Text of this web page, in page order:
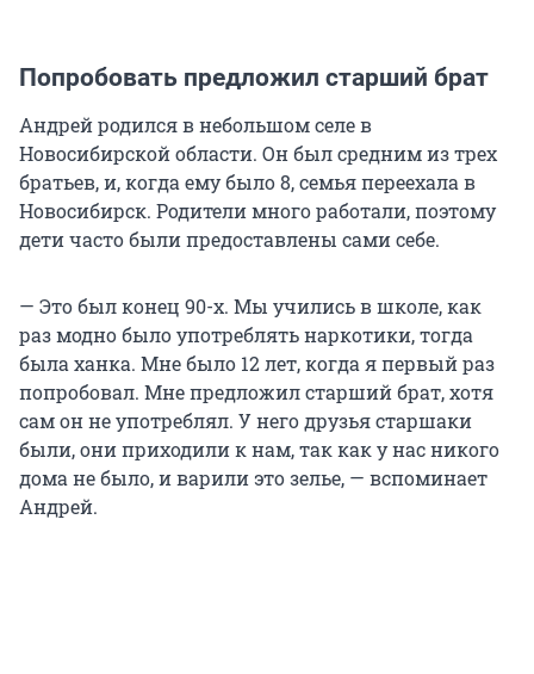
Попробовать предложил старший брат
Андрей родился в небольшом селе в
Новосибирской области. Он был средним из трех
братьев, и, когда ему было 8, семья переехала в
Новосибирск. Родители много работали, поэтому
дети часто были предоставлены сами себе.
— Это был конец 90-х. Мы учились в школе, как
раз модно было употреблять наркотики, тогда
была ханка. Мне было 12 лет, когда я первый раз
попробовал. Мне предложил старший брат, хотя
сам он не употреблял. У него друзья старшаки
были, они приходили к нам, так как у нас никого
дома не было, и варили это зелье, — вспоминает
Андрей.